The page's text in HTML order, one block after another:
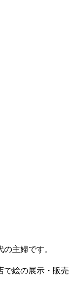
主婦です。
で絵の展示・販売